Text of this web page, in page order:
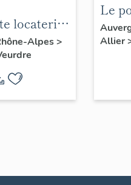
locaterie
puis
maison
Alpes>
Le
Allier